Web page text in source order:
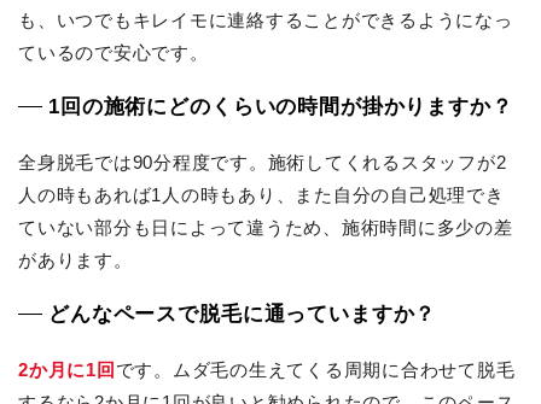
も、いつでもキレイモに連絡することができるようになっ
ているので安心です。
1回の施術にどのくらいの時間が掛かりますか？
全身脱毛では90分程度です。施術してくれるスタッフが2
人の時もあれば1人の時もあり、また自分の自己処理でき
ていない部分も日によって違うため、施術時間に多少の差
があります。
どんなペースで脱毛に通っていますか？
2か月に1回 です。ムダ毛の生えてくる周期に合わせて脱毛